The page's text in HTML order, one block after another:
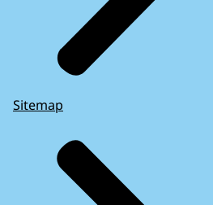
Sitemap